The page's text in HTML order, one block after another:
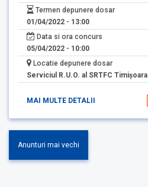
Termen depunere dosar
01/04/2022 - 13:00
Data si ora concurs
05/04/2022 - 10:00
Locatie depunere dosar
Serviciul R.U.O. al SRTFC Timişoara
MAI MULTE DETALII
Anunturi mai vechi